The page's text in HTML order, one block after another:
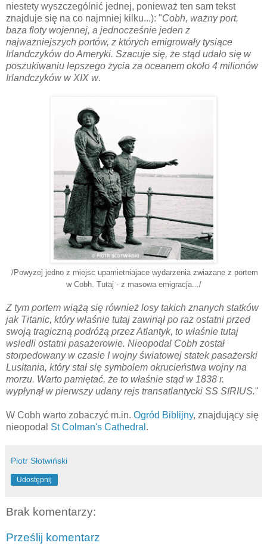
niestety wyszczególnić jednej, ponieważ ten sam tekst
znajduje się na co najmniej kilku...): "Cobh, ważny port,
baza floty wojennej, a jednocześnie jeden z
najważniejszych portów, z których emigrowały tysiące
Irlandczyków do Ameryki. Szacuje się, że stąd udało się w
poszukiwaniu lepszego życia za oceanem około 4 milionów
Irlandczyków w XIX w.
/Powyzej jedno z miejsc upamietniajace wydarzenia zwiazane z portem
w Cobh. Tutaj - z masowa emigracja.../
Z tym portem wiążą się również losy takich znanych statków
jak Titanic, który właśnie tutaj zawinął po raz ostatni przed
swoją tragiczną podróżą przez Atlantyk, to właśnie tutaj
wsiedli ostatni pasażerowie. Nieopodal Cobh został
storpedowany w czasie I wojny światowej statek pasażerski
Lusitania, który stał się symbolem okrucieństwa wojny na
morzu. Warto pamiętać, że to właśnie stąd w 1838 r.
wypłynął w pierwszy udany rejs transatlantycki SS SIRIUS."
W Cobh warto zobaczyć m.in. Ogród Biblijny, znajdujący się
nieopodal St Colman's Cathedral .
Piotr Słotwiński
Udostępnij
Brak komentarzy:
Prześlij komentarz